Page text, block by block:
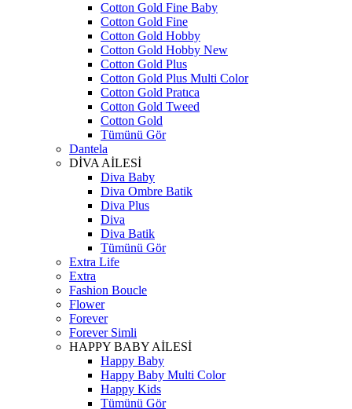
Cotton Gold Fine Baby
Cotton Gold Fine
Cotton Gold Hobby
Cotton Gold Hobby New
Cotton Gold Plus
Cotton Gold Plus Multi Color
Cotton Gold Pratıca
Cotton Gold Tweed
Cotton Gold
Tümünü Gör
Dantela
DİVA AİLESİ
Diva Baby
Diva Ombre Batik
Diva Plus
Diva
Diva Batik
Tümünü Gör
Extra Life
Extra
Fashion Boucle
Flower
Forever
Forever Simli
HAPPY BABY AİLESİ
Happy Baby
Happy Baby Multi Color
Happy Kids
Tümünü Gör